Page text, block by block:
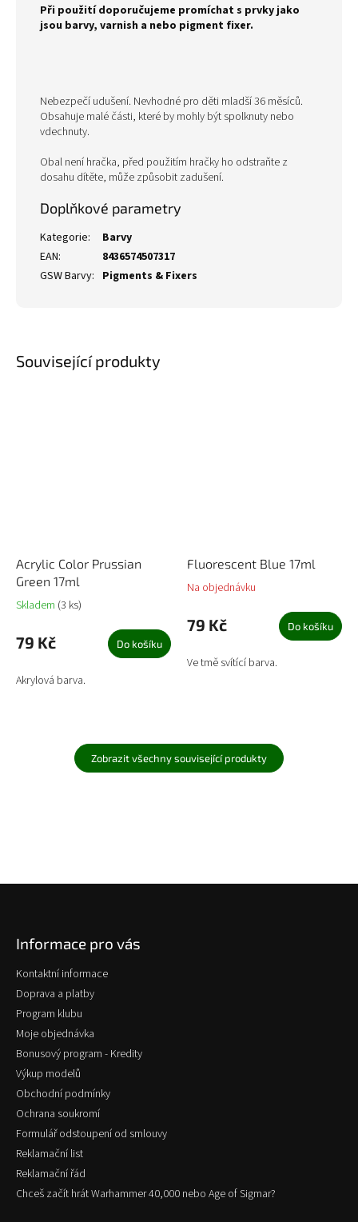
Související produkty
Acrylic Color Prussian
Green 17ml
Skladem (3 ks)
79 Kč Do košíku
Akrylová barva.
Fluorescent Blue 17ml
Na objednávku
79 Kč Do košíku
Ve tmě svítící barva.
Zobrazit všechny související produkty
Při použití doporučujeme promíchat s prvky jako
jsou barvy, varnish a nebo pigment fixer.
Nebezpečí udušení. Nevhodné pro děti mladší 36 měsíců.
Obsahuje malé části, které by mohly být spolknuty nebo
vdechnuty.
Obal není hračka, před použitím hračky ho odstraňte z
dosahu dítěte, může způsobit zadušení.
Doplňkové parametry
Kategorie:
Barvy
EAN:
8436574507317
GSW Barvy: Pigments & Fixers
Informace pro vás
Kontaktní informace
Doprava a platby
Program klubu
Moje objednávka
Bonusový program - Kredity
Výkup modelů
Obchodní podmínky
Ochrana soukromí
Formulář odstoupení od smlouvy
Reklamační list
Reklamační řád
Chceš začít hrát Warhammer 40,000 nebo Age of Sigmar?